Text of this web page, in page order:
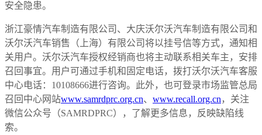
安全隐患。
浙江豪情汽车制造有限公司、大庆沃尔沃汽车制造有限公司和
沃尔沃汽车销售（上海）有限公司将以挂号信等方式，通知相
关用户。沃尔沃汽车授权经销商也将主动联系相关车主，安排
召回事宜。用户可通过手机和固定电话，拨打沃尔沃汽车客服
中心电话：10108666进行咨询。此外，也可登录市场监管总局
召回中心网站www.samrdprc.org.cn、 www.recall.org.cn ，关注
微信公众号（SAMRDPRC），了解更多信息，反映缺陷线
索。